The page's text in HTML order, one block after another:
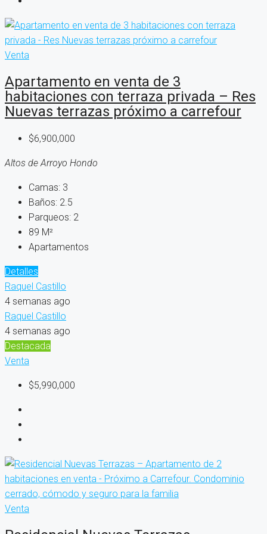
Venta
Apartamento en venta de 3
habitaciones con terraza privada – Res
Nuevas terrazas próximo a carrefour
$6,900,000
Altos de Arroyo Hondo
Camas: 3
Baños: 2.5
Parqueos: 2
89 M²
Apartamentos
Detalles
Raquel Castillo
4 semanas ago
Raquel Castillo
4 semanas ago
Destacada
Venta
$5,990,000
Venta